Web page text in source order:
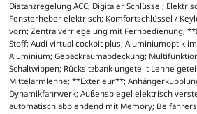
Distanzregelung ACC; Digitaler Schlüssel;
Fensterheber elektrisch; Komfortschlüssel /
vorn; Zentralverriegelung mit Fernbedienung;
Stoff; Audi virtual cockpit plus; Aluminiumoptik
Aluminium; Gepäckraumabdeckung;
Schaltwippen; Rücksitzbank ungeteilt Lehne
Mittelarmlehne; **Exterieur**;
Dynamikfahrwerk; Außenspiegel elektrisch
automatisch abblendend mit Memory;